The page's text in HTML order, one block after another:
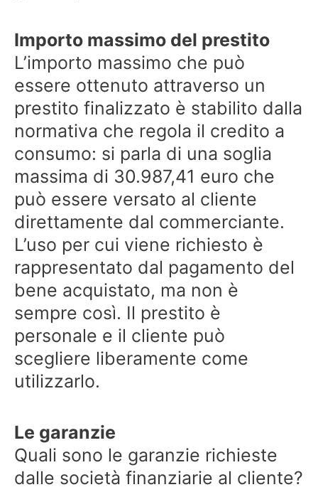
Importo massimo del prestito
L’importo massimo che può
essere ottenuto attraverso un
prestito finalizzato è stabilito dalla
normativa che regola il credito a
consumo: si parla di una soglia
massima di 30.987,41 euro che
può essere versato al cliente
direttamente dal commerciante.
L’uso per cui viene richiesto è
rappresentato dal pagamento del
bene acquistato, ma non è
sempre così. Il prestito è
personale e il cliente può
scegliere liberamente come
utilizzarlo.
Le garanzie
Quali sono le garanzie richieste
dalle società finanziarie al cliente?